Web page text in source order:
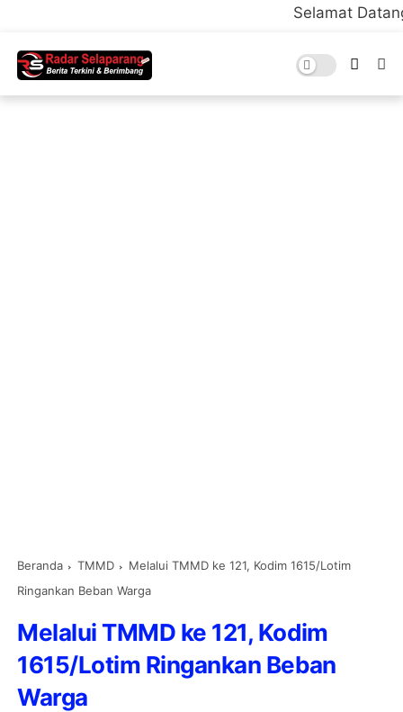
Selamat Datang di Portal
Beranda TMMD
Melalui TMMD ke 121, Kodim 1615/Lotim
Ringankan Beban Warga
Melalui TMMD ke 121, Kodim
1615/Lotim Ringankan Beban
Warga